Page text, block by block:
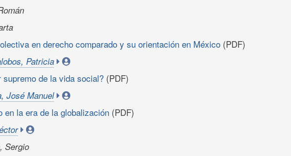
en derecho comparado y su orientación en México (PDF)
Patricia
supremo de la vida social? (PDF)
José Manuel
en la era de la globalización (PDF)
Sergio